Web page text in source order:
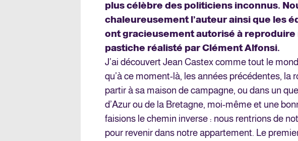
plus célèbre des politiciens inconnus.
chaleureusement l’auteur ainsi que les
ont gracieusement autorisé à reproduire
pastiche réalisté par Clément Alfonsi.
J’ai découvert Jean Castex comme tout le
qu’à ce moment-là, les années précédentes, la
partir à sa maison de campagne, ou dans un
d’Azur ou de la Bretagne, moi-même et une
faisions le chemin inverse : nous rentrions de
pour revenir dans notre appartement. Le